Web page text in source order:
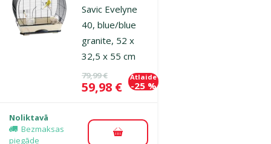
Savic Evelyne
40, blue/blue
granite, 52 x
32,5 x 55 cm
Oriģinālā cena
79,99 €
Cena
59,98 €
Atlaide
-25 %
Noliktavā
Bezmaksas
piegāde
Pievienot grozam